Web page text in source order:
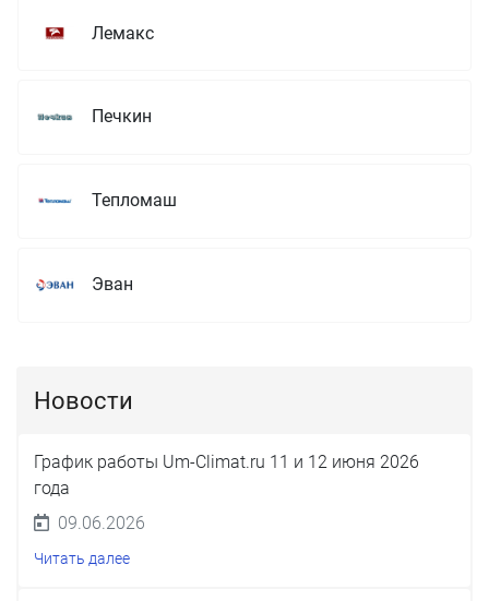
Новости
График работы Um-Climat.ru 11 и 12 июня 2026
года
09.06.2026
Читать далее
Лемакс
Печкин
Тепломаш
Эван